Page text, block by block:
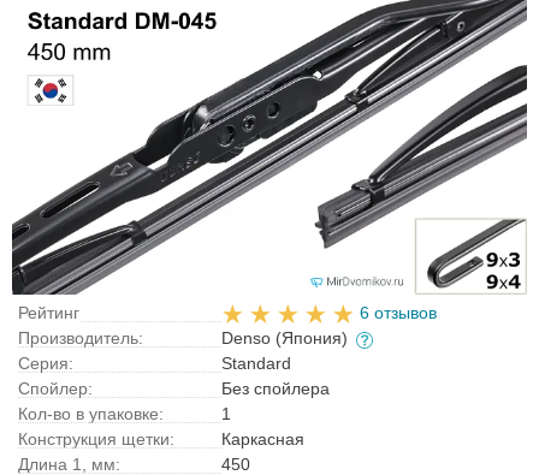
Рейтинг
6 отзывов
Производитель:
Denso (Япония)
Серия:
Standard
Спойлер:
Без спойлера
Кол-во в упаковке:
1
Конструкция щетки:
Каркасная
Длина 1, мм:
450